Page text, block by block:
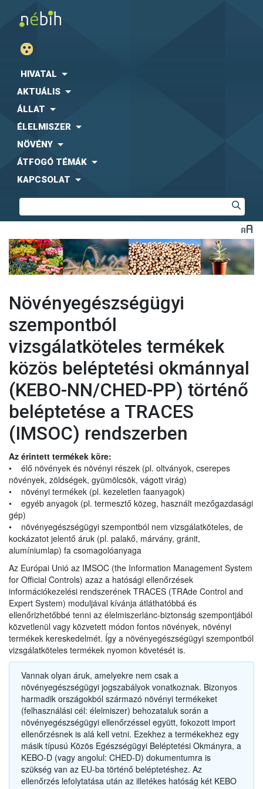
HIVATAL
AKTUÁLIS
ÁLLAT
ÉLELMISZER
NÖVÉNY
ÁTFOGÓ TÉMÁK
KAPCSOLAT
Növényegészségügyi
szempontból
vizsgálatköteles termékek
közös beléptetési okmánnyal
(KEBO-NN/CHED-PP) történő
beléptetése a TRACES
(IMSOC) rendszerben
Az érintett termékek köre:
• élő növények és növényi részek (pl. oltványok, cserepes
növények, zöldségek, gyümölcsök, vágott virág)
• növényi termékek (pl. kezeletlen faanyagok)
• egyéb anyagok (pl. termesztő közeg, használt mezőgazdasági
gép)
• növényegészségügyi szempontból nem vizsgálatköteles, de
kockázatot jelentő áruk (pl. palakő, márvány, gránit,
alumíniumlap) fa csomagolóanyaga
Az Európai Unió az IMSOC (the Information Management System
for Official Controls) azaz a hatósági ellenőrzések
információkezelési rendszerének TRACES (TRAde Control and
Expert System) moduljával kívánja átláthatóbbá és
ellenőrizhetőbbé tenni az élelmiszerlánc-biztonság szempontjából
közvetlenül vagy közvetett módon fontos növények, növényi
termékek kereskedelmét. Így a növényegészségügyi szempontból
vizsgálatköteles termékek nyomon követését is.
Vannak olyan áruk, amelyekre nem csak a
növényegészségügyi jogszabályok vonatkoznak. Bizonyos
harmadik országokból származó növényi termékeket
(felhasználási cél: élelmiszer) behozataluk során a
növényegészségügyi ellenőrzéssel együtt, fokozott import
ellenőrzésnek is alá kell vetni. Ezekhez a termékekhez egy
másik típusú Közös Egészségügyi Beléptetési Okmányra, a
KEBO-D (vagy angolul: CHED-D) dokumentumra is
szükség van az EU-ba történő beléptetéshez. Az
ellenőrzés lefolytatása után az illetékes hatóság két KEBO
A növényegészségügyi megfelelés ellenőrzése az erre kijelölt
növényegészségügyi határállomásokon vagy határállomástól
eltérő ellenőrző pontokon1történik.
Az EU növényegészségügyi határállomásainak
jegyzéke
Magyarországi határállomások jegyzéke
Magyarországi ellenőrző pontok jegyzéke
Magyarországi növényegészségügyi határállomások
Magyarországi növényegészségügyi ellenőrzőpontok
A szállítmányért felelős vállalkozónak, vagy megbízottjának
(importőr, speditőr) előzetesen értesítenie kell a hatóságot,
hogy vizsgálatköteles terméket kíván behozni az EU területére.
A bejelentést:
• a szállítmány várható érkezése előtt legalább egy
munkanappal,
A TRACES az Európai Bizottság onlinehatósági
ellenőrzések információkezelési rendszeréne
egyik modulja, amely nyomon követi az állatok, élelmiszerek,
takarmányok és növények mozgását az Európai Unión kívülről
érkező, vagy az EU tagállamai között folyó kereskedelem
során.
A TRACES használata előtt a szállítmányért felelős
vállalkozónak regisztrálnia kell azEU Loginrendszerben, ahol
készül egy EU login fiók. Ezzel a felhasználónévvel és jelszóval
lehet belépni az IMSOC-TRACESmodulba, ahol a felhasználó
kérvényezheti a cégének és a cég tevékenységeinek
A növényegészségügyi
másodlagos rendeletei
Jogszabály száma
alaprendelet
2006/91/EK és a 2007/33/EK tanácsi irányelv
[2016/2031 rendelet hivatkozási alapja: EUMSZ
[az Európai Unió működéséről szóló szerződés]
különösen annak 43. cikke (2) bek.]
2017.5.24.(2017/625), 2020.2.7. (2016/2031),
A Bizottság (EU) 2017/2313 végrehajtási
rendelete (2017. december 13.) az Unió területén
belüli szállításhoz, illetve a védett zónákba
szállításhoz szükséges növényútlevelekre
vonatkozó formai előírások
[PHR: 83(7)]
2018/2018
A Bizottság (EU) 2018/2018 végrehajtási
2016/2031 európai parlamenti és tanácsi rendelet
42. cikkének (1) bekezdése szerinti, a
növényegészségügyi kockázatot jelentő
növényekre, növényi termékekre és egyéb
elvégzése érdekében követendőeljárásra
vonatkozó különleges szabályok
megállapításáról
2018/2019
A Bizottság (EU) 2018/2019 végrehajtási
rendelete (2018. december 18.) az (EU)
2016/2031 rendelet 42. cikke értelmében
növényegészségügyi kockázatot jelentő
növények, növényi termékek és egyéb anyagok
jegyzékének és az Unióba való
cikkében előírt növényegészségügyi
bizonyítvány követelménye alól mentesülő
növények jegyzékéneklétrehozásáról
42(3) és 73.]
módosította:
§2. cikk és II. melléklet -2019/2072törölte
§ I. melléklet 1. és 4. pont - 2020/1214
jegyzékben módosulAlbiziaésRobiniaIzrael